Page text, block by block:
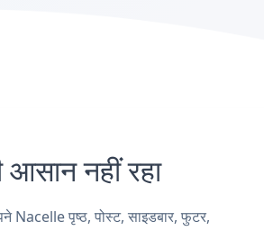
नहीं रहा
पृष्ठ, पोस्ट, साइडबार, फुटर,